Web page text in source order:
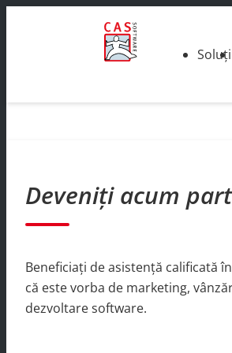
Deveniți acum
Beneficiați de asistență calificată
că este vorba de marketing,
dezvoltare software.